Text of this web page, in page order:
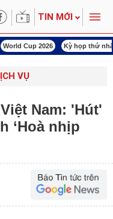
TIN MỚI
World Cup 2026 Kỳ họp thứ
VỤ
Nam: 'Hút'
‘Hoà nhịp